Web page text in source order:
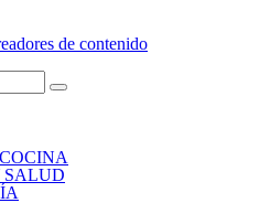
de contenido
SALUD